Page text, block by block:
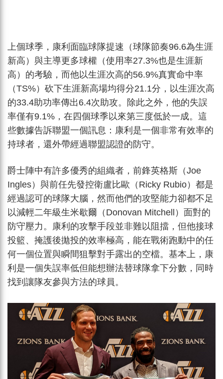
上個球季，康利面臨球隊提速（球隊節奏96.6為生涯
新高）與主導更多球權（使用率27.3%也是生涯新
高）的考驗，而他以生涯次高的56.9%真實命中率
（TS%）砍下生涯新高場均得分21.1分，以生涯次高
的33.4助功率傳出6.4次助攻。除此之外，他的失誤
率僅有9.1%，在四個球季以來第三度低於一成。這
些數據告訴聯盟一個訊息：康利是一個非常有效率的
持球者，還外帶經過聯盟認證的防守。
爵士陣中有許多優秀的組織者，前鋒英格斯（Joe
Ingles）與前任先發控衛盧比歐（Ricky Rubio）都是
經過認可的球隊大腦，然而他們的攻堅能力卻都不足
以減輕二年級生米歇爾（Donovan Mitchell）面對的
防守壓力。康利的攻擊手段並非難以阻擋，但他接球
投籃、掩護後拋投的效率極高，能在戰術跑動中的任
何一個位置與瞬間狙擊對手露出的空檔。基本上，康
利是一個失誤率低但能想辦法替球隊拿下分數，同時
找到讓隊友參與方法的球員。